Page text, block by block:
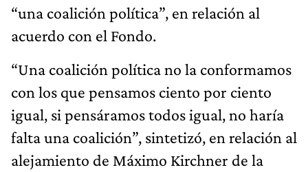
“una coalición política”, en relación al
acuerdo con el Fondo.
“Una coalición política no la conformamos
con los que pensamos ciento por ciento
igual, si pensáramos todos igual, no haría
falta una coalición”, sintetizó, en relación al
alejamiento de Máximo Kirchner de la